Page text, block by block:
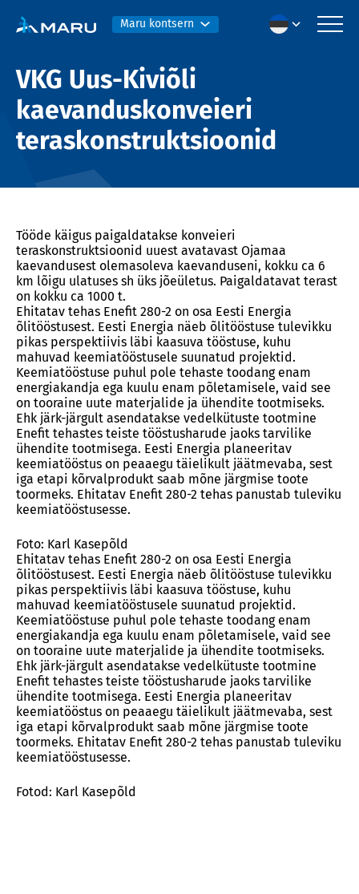
Maru kontsern
VKG Uus-Kiviõli
kaevanduskonveieri
teraskonstruktsioonid
Tööde käigus paigaldatakse konveieri
teraskonstruktsioonid uuest avatavast Ojamaa
kaevandusest olemasoleva kaevanduseni, kokku ca 6
km lõigu ulatuses sh üks jõeületus. Paigaldatavat terast
on kokku ca 1000 t.
Ehitatav tehas Enefit 280-2 on osa Eesti Energia
õlitööstusest. Eesti Energia näeb õlitööstuse tulevikku
pikas perspektiivis läbi kaasuva tööstuse, kuhu
mahuvad keemiatööstusele suunatud projektid.
Keemiatööstuse puhul pole tehaste toodang enam
energiakandja ega kuulu enam põletamisele, vaid see
on tooraine uute materjalide ja ühendite tootmiseks.
Ehk järk-järgult asendatakse vedelkütuste tootmine
Enefit tehastes teiste tööstusharude jaoks tarvilike
ühendite tootmisega. Eesti Energia planeeritav
keemiatööstus on peaaegu täielikult jäätmevaba, sest
iga etapi kõrvalprodukt saab mõne järgmise toote
toormeks. Ehitatav Enefit 280-2 tehas panustab tuleviku
keemiatööstusesse.
Foto: Karl Kasepõld
Ehitatav tehas Enefit 280-2 on osa Eesti Energia
õlitööstusest. Eesti Energia näeb õlitööstuse tulevikku
pikas perspektiivis läbi kaasuva tööstuse, kuhu
mahuvad keemiatööstusele suunatud projektid.
Keemiatööstuse puhul pole tehaste toodang enam
energiakandja ega kuulu enam põletamisele, vaid see
on tooraine uute materjalide ja ühendite tootmiseks.
Ehk järk-järgult asendatakse vedelkütuste tootmine
Enefit tehastes teiste tööstusharude jaoks tarvilike
ühendite tootmisega. Eesti Energia planeeritav
keemiatööstus on peaaegu täielikult jäätmevaba, sest
iga etapi kõrvalprodukt saab mõne järgmise toote
toormeks. Ehitatav Enefit 280-2 tehas panustab tuleviku
keemiatööstusesse.
Fotod: Karl Kasepõld